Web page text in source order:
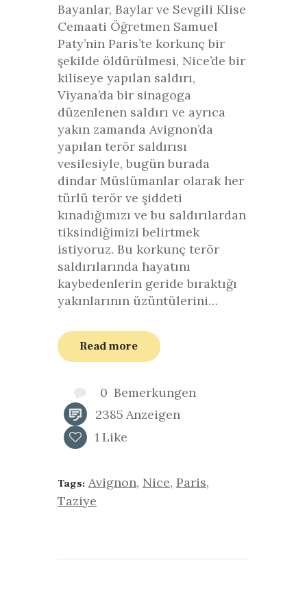
Bayanlar, Baylar ve Sevgili Klise
Cemaati Öğretmen Samuel
Paty’nin Paris’te korkunç bir
şekilde öldürülmesi, Nice’de bir
kiliseye yapılan saldırı,
Viyana’da bir sinagoga
düzenlenen saldırı ve ayrıca
yakın zamanda Avignon’da
yapılan terör saldırısı
vesilesiyle, bugün burada
dindar Müslümanlar olarak her
türlü terör ve şiddeti
kınadığımızı ve bu saldırılardan
tiksindiğimizi belirtmek
istiyoruz. Bu korkunç terör
saldırılarında hayatını
kaybedenlerin geride bıraktığı
yakınlarının üzüntülerini…
Read more
0 Bemerkungen
2385 Anzeigen
1Like
Tags: Avignon, Nice, Paris,
Taziye